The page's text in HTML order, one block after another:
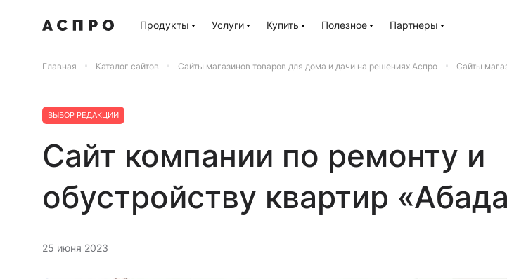
Продукты Услуги Купить Полезное Партнеры
Главная Каталог сайтов Сайты магазинов товаров для дома и дачи на решениях Аспро Сайты
ВЫБОР РЕДАКЦИИ
Сайт компании по ремонту и
обустройству квартир
25 июня 2023